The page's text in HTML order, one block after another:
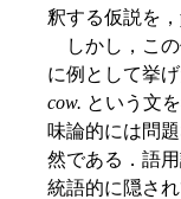
釈する仮説を，
しかし，この
に例として挙
cow. という文
味論的には問
然である．語
統語的に隠さ